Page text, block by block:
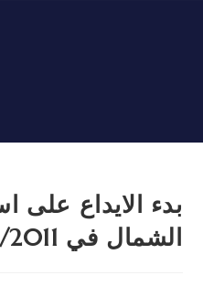
بدء الايداع
الشمال في 20/10/2011